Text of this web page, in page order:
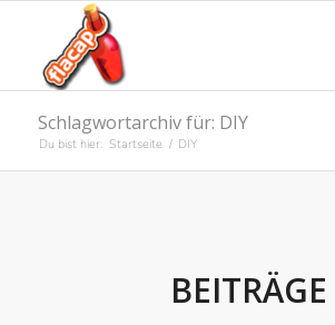
Schlagwortarchiv für: DIY
Du bist hier: Startseite / DIY
BEITRÄGE